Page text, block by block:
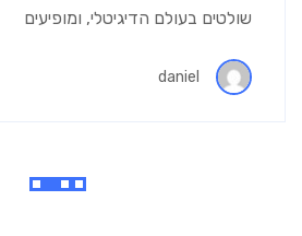
שולטים בעולם הדיגיטלי, ומופיעים
daniel